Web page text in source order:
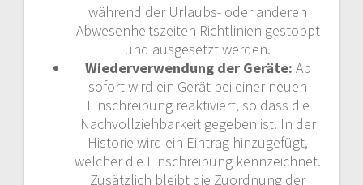
während der Urlaubs- oder anderen
Abwesenheitszeiten Richtlinien gestoppt
und ausgesetzt werden.
Wiederverwendung der Geräte: Ab
sofort wird ein Gerät bei einer neuen
Einschreibung reaktiviert, so dass die
Nachvollziehbarkeit gegeben ist. In der
Historie wird ein Eintrag hinzugefügt,
welcher die Einschreibung kennzeichnet.
Zusätzlich bleibt die Zuordnung der